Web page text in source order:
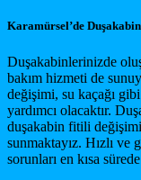
Karamürsel’de
Duşakabinlerinizde
bakım hizmeti de
değişimi, su kaçağı
yardımcı olacaktır.
duşakabin fitili
sunmaktayız. Hızlı ve
sorunları en kısa